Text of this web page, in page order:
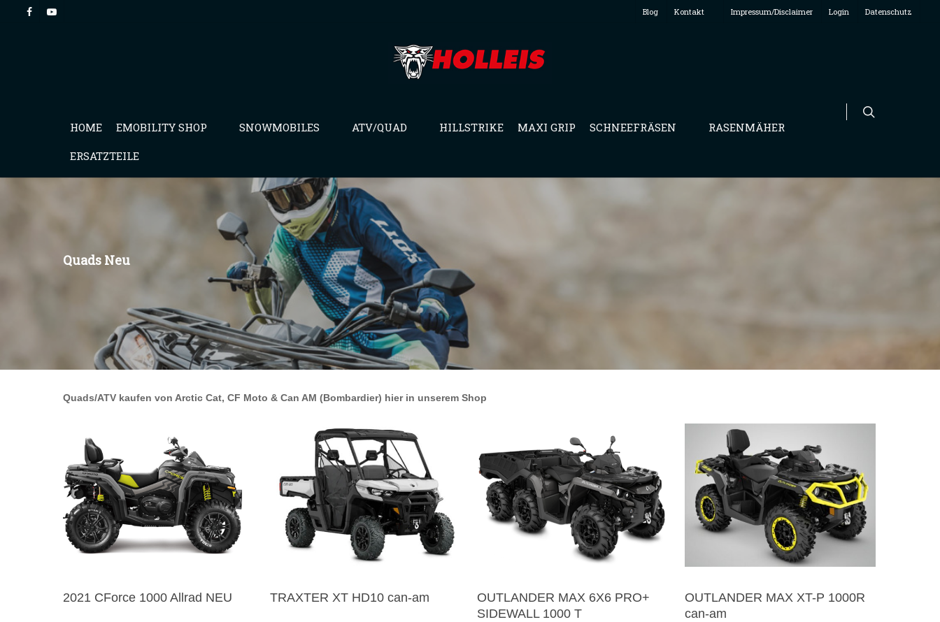
Blog Kontakt Impressum/Disclaimer Login Datenschutz
HOME EMOBILITY SHOP SNOWMOBILES ATV/QUAD HILLSTRIKE MAXI GRIP SCHNEEFRÄSEN RASENMÄHER
ERSATZTEILE
Quads Neu
Quads/ATV kaufen von Arctic Cat, CF Moto & Can AM (Bombardier) hier in unserem Shop
2021 CForce 1000 Allrad NEU TRAXTER XT HD10 can-am
OUTLANDER MAX 6X6 PRO+
SIDEWALL 1000 T
OUTLANDER MAX XT-P 1000R
can-am